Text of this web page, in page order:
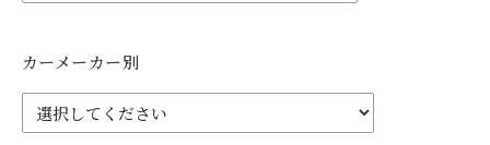
カーメーカー別